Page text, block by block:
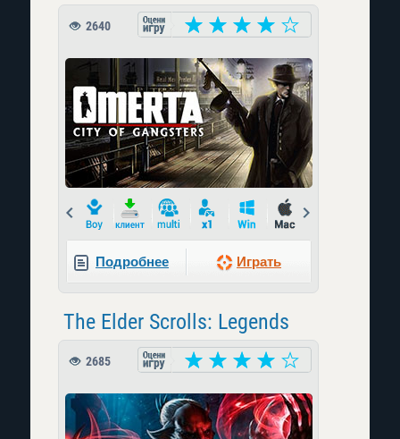
2640
Prev
Подробнее Играть
The Elder Scrolls: Legends
2685